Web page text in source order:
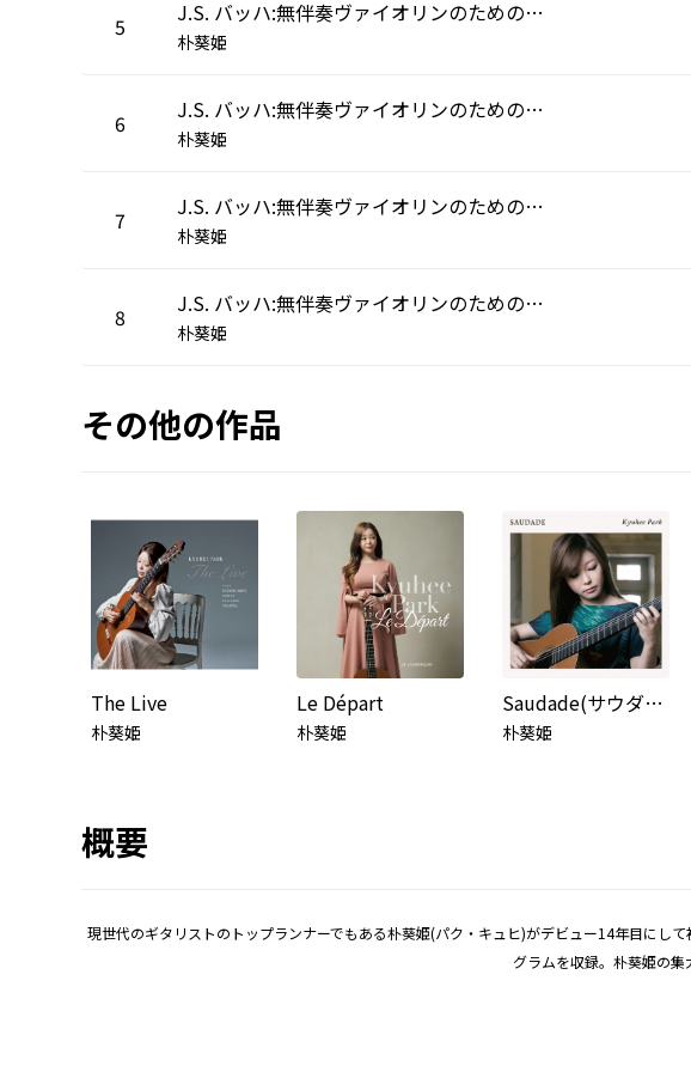
5 J.S. バッハ:無伴奏ヴァイオリンのためのソナタ 第3番 ハ長調 BWV1005 II. Fuga
朴葵姫
6 J.S. バッハ:無伴奏ヴァイオリンのためのソナタ 第3番 ハ長調 BWV1005 III. Largo
朴葵姫
7 J.S. バッハ:無伴奏ヴァイオリンのためのソナタ 第3番 ハ長調 BWV1005 IV. Allegro assai
朴葵姫
8 J.S. バッハ:無伴奏ヴァイオリンのためのパルティータ 第2番 ニ短調 BWV1004 V. Ciaccona
朴葵姫
その他の作品
The Live
朴葵姫
Le Départ
朴葵姫
Saudade(サウダーヂ)-ブラジルギター作品集-
朴葵姫
概要
現世代のギタリストのトップランナーでもある朴葵姫(パク・キュヒ)がデビュー14年目にし
グラムを収録。朴葵姫の集